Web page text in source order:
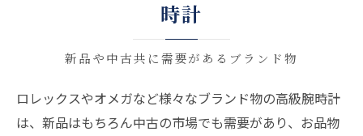
時計
新品や中古共に需要があるブランド物
ロレックスやオメガなど様々なブランド物の高級腕時計
は、新品はもちろん中古の市場でも需要があり、お品物